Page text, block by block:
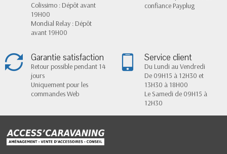
Colissimo : Dépôt avant
19H00
Mondial Relay : Dépôt
avant 19H00
confiance Payplug
Garantie satisfaction
Retour possible pendant 14
jours
Uniquement pour les
commandes Web
Service client
Du Lundi au Vendredi
De 09H15 à 12H30 et
13H30 à 18H00
Le Samedi de 09H15 à
12H30